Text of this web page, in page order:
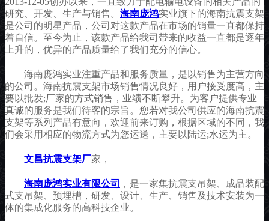
研究、开发、生产与销售。 海南庞鸿实业旗下的海南抗震支架
是公司的明星产品，公司对这款产品在市场的销量一直都保持
着自信。至今为止，该款产品给我司带来的收益一直都是逐年
上升的，优异的产品质量给了我们充分的信心。
海南庞鸿实业注重产品和服务质量，是以销售为主营方向
的公司。海南抗震支架市场销售情况良好，用户接受度高，主
要以批发;厂家的方式销售，业绩不断攀升。为客户提供专业
真诚的服务是我们待客的宗旨。您若对我公司供应的海南抗震
支架等系列产品有意向，欢迎前来订购，根据区域的不同，我
们会采用相应的物流方式为您运送，主要以陆运;水运为主。
文昌抗震支架厂家，
海南庞鸿实业有限公司
，是一家集抗震支吊架、成品装配
式支吊架、预埋槽，研发、设计、生产、销售及技术安装为一
体的集成化服务的高科技企业。